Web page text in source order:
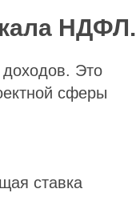
НДФЛ.
доходов. Это
сферы
ставка